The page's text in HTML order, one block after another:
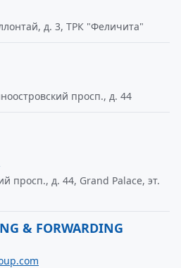
д. 3, ТРК "Феличита"
просп., д. 44
просп., д. 44, Grand Palace, эт.
& FORWARDING